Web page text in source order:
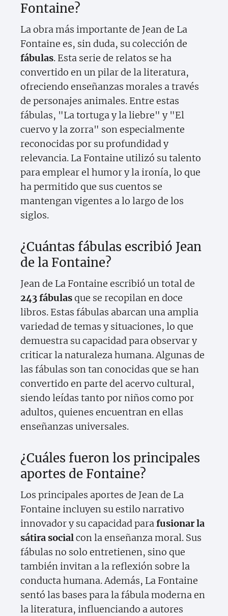
Fontaine?
La obra más importante de Jean de La
Fontaine es, sin duda, su colección de
fábulas. Esta serie de relatos se ha
convertido en un pilar de la literatura,
ofreciendo enseñanzas morales a través
de personajes animales. Entre estas
fábulas, "La tortuga y la liebre" y "El
cuervo y la zorra" son especialmente
reconocidas por su profundidad y
relevancia. La Fontaine utilizó su talento
para emplear el humor y la ironía, lo que
ha permitido que sus cuentos se
mantengan vigentes a lo largo de los
siglos.
¿Cuántas fábulas escribió Jean
de la Fontaine?
Jean de La Fontaine escribió un total de
243 fábulasque se recopilan en doce
libros. Estas fábulas abarcan una amplia
variedad de temas y situaciones, lo que
demuestra su capacidad para observar y
criticar la naturaleza humana. Algunas de
las fábulas son tan conocidas que se han
convertido en parte del acervo cultural,
siendo leídas tanto por niños como por
adultos, quienes encuentran en ellas
enseñanzas universales.
¿Cuáles fueron los principales
aportes de Fontaine?
Los principales aportes de Jean de La
Fontaine incluyen su estilo narrativo
innovador y su capacidad parafusionar la
sátira socialcon la enseñanza moral. Sus
fábulas no solo entretienen, sino que
también invitan a la reflexión sobre la
conducta humana. Además, La Fontaine
sentó las bases para la fábula moderna en
la literatura, influenciando a autores